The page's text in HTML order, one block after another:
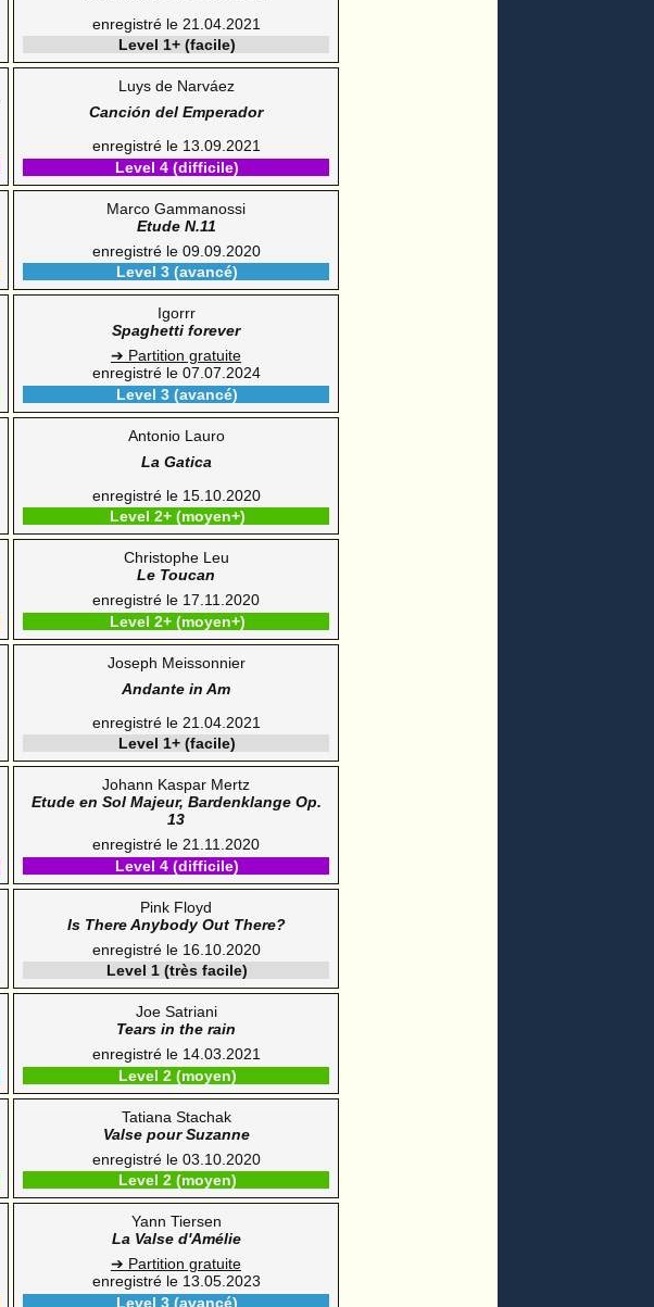
enregistré le 21.04.2021
Level 1+ (facile)
Luys de Narváez
Canción del Emperador
enregistré le 13.09.2021
Level 4 (difficile)
Marco Gammanossi
Etude N.11
enregistré le 09.09.2020
Level 3 (avancé)
Igorrr
Spaghetti forever
➔ Partition gratuite
enregistré le 07.07.2024
Level 3 (avancé)
Antonio Lauro
La Gatica
enregistré le 15.10.2020
Level 2+ (moyen+)
Christophe Leu
Le Toucan
enregistré le 17.11.2020
Level 2+ (moyen+)
Joseph Meissonnier
Andante in Am
enregistré le 21.04.2021
Level 1+ (facile)
Johann Kaspar Mertz
Etude en Sol Majeur, Bardenklange Op.
13
enregistré le 21.11.2020
Level 4 (difficile)
Pink Floyd
Is There Anybody Out There?
enregistré le 16.10.2020
Level 1 (très facile)
Joe Satriani
Tears in the rain
enregistré le 14.03.2021
Level 2 (moyen)
Tatiana Stachak
Valse pour Suzanne
enregistré le 03.10.2020
Level 2 (moyen)
Yann Tiersen
La Valse d'Amélie
➔ Partition gratuite
enregistré le 13.05.2023
Level 3 (avancé)